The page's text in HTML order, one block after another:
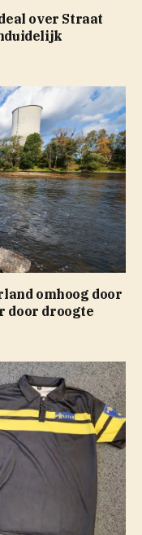
over Straat
omhoog door
door droogte